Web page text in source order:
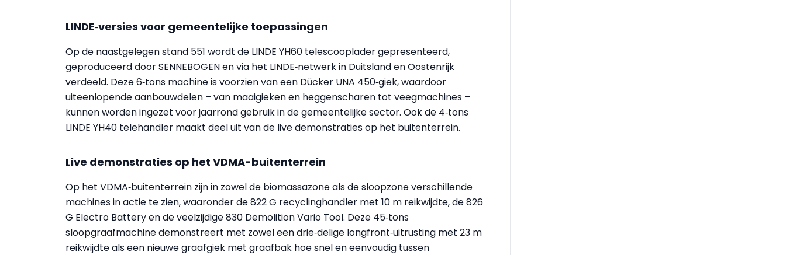
LINDE‑versies voor gemeentelijke toepassingen
Op de naastgelegen stand 551 wordt de LINDE YH60 telescooplader gepresenteerd,
geproduceerd door SENNEBOGEN en via het LINDE‑netwerk in Duitsland en Oostenrijk
verdeeld. Deze 6‑tons machine is voorzien van een Dücker UNA 450‑giek, waardoor
uiteenlopende aanbouwdelen – van maaigieken en heggenscharen tot veegmachines –
kunnen worden ingezet voor jaarrond gebruik in de gemeentelijke sector. Ook de 4‑tons
LINDE YH40 telehandler maakt deel uit van de live demonstraties op het buitenterrein.
Live demonstraties op het VDMA-buitenterrein
Op het VDMA‑buitenterrein zijn in zowel de biomassazone als de sloopzone verschillende
machines in actie te zien, waaronder de 822 G recyclinghandler met 10 m reikwijdte, de 826
G Electro Battery en de veelzijdige 830 Demolition Vario Tool. Deze 45‑tons
sloopgraafmachine demonstreert met zowel een drie‑delige longfront‑uitrusting met 23 m
reikwijdte als een nieuwe graafgiek met graafbak hoe snel en eenvoudig tussen